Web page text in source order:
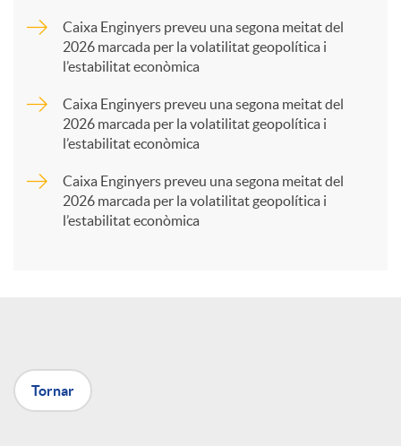
a
X
Caixa Enginyers preveu una segona meitat del
2026 marcada per la volatilitat geopolítica i
l’estabilitat econòmica
Caixa Enginyers preveu una segona meitat del
2026 marcada per la volatilitat geopolítica i
l’estabilitat econòmica
Caixa Enginyers preveu una segona meitat del
2026 marcada per la volatilitat geopolítica i
l’estabilitat econòmica
Tornar